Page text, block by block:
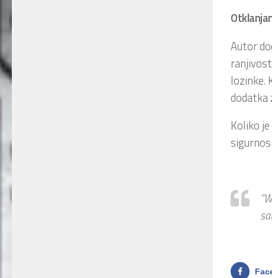
Autor
lozinke.
dodatka
Koliko